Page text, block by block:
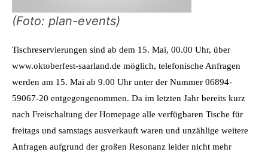
(Foto: plan-events)
Tischreservierungen sind ab dem 15. Mai, 00.00 Uhr, über
www.oktoberfest-saarland.de möglich, telefonische Anfragen
werden am 15. Mai ab 9.00 Uhr unter der Nummer 06894-
59067-20 entgegengenommen. Da im letzten Jahr bereits kurz
nach Freischaltung der Homepage alle verfügbaren Tische für
freitags und samstags ausverkauft waren und unzählige weitere
Anfragen aufgrund der großen Resonanz leider nicht mehr